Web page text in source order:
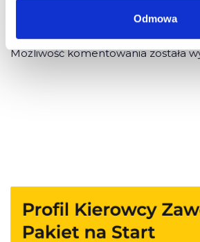
Odmowa
Możliwość komentowania została